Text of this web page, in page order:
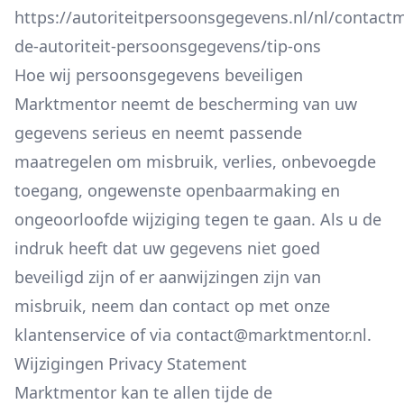
https://autoriteitpersoonsgegevens.nl/nl/
de-autoriteit-persoonsgegevens/tip-ons
Hoe wij persoonsgegevens beveiligen
Marktmentor neemt de bescherming van uw
gegevens serieus en neemt passende
maatregelen om misbruik, verlies, onbevoegde
toegang, ongewenste openbaarmaking en
ongeoorloofde wijziging tegen te gaan. Als u de
indruk heeft dat uw gegevens niet goed
beveiligd zijn of er aanwijzingen zijn van
misbruik, neem dan contact op met onze
klantenservice of via contact@marktmentor.nl.
Wijzigingen Privacy Statement
Marktmentor kan te allen tijde de